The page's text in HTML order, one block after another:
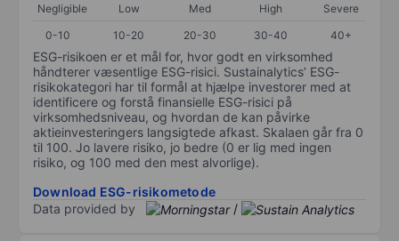
Negligible Low Med High
Severe
0-10
10-20 20-30 30-40 40+
ESG-risikoen er et mål for, hvor godt en virksomhed
håndterer væsentlige ESG-risici. Sustainalytics’ ESG-
risikokategori har til formål at hjælpe investorer med at
identificere og forstå finansielle ESG-risici på
virksomhedsniveau, og hvordan de kan påvirke
aktieinvesteringers langsigtede afkast. Skalaen går fra 0
til 100. Jo lavere risiko, jo bedre (0 er lig med ingen
risiko, og 100 med den mest alvorlige).
Download ESG-risikometode
Data provided by
/